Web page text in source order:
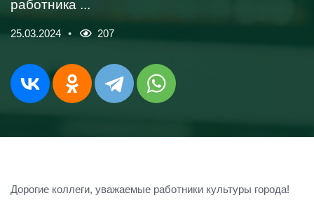
работника ...
25.03.2024 207
Дорогие коллеги, уважаемые работники культуры города!